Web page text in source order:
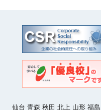
仙台 青森 秋田 北上 山形 福